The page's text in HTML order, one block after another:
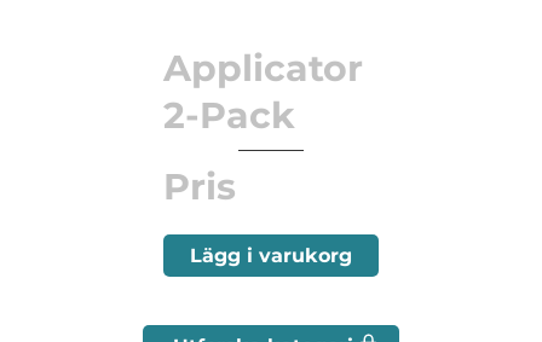
Applicator
2-Pack
Pris
Lägg i varukorg